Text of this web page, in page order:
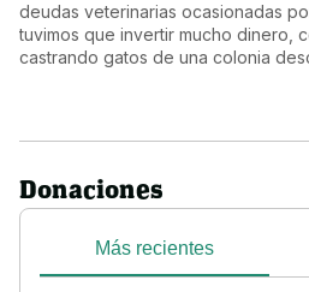
deudas veterinarias ocasionadas
tuvimos que invertir mucho dinero,
castrando gatos de una colonia
Donaciones
Más recientes